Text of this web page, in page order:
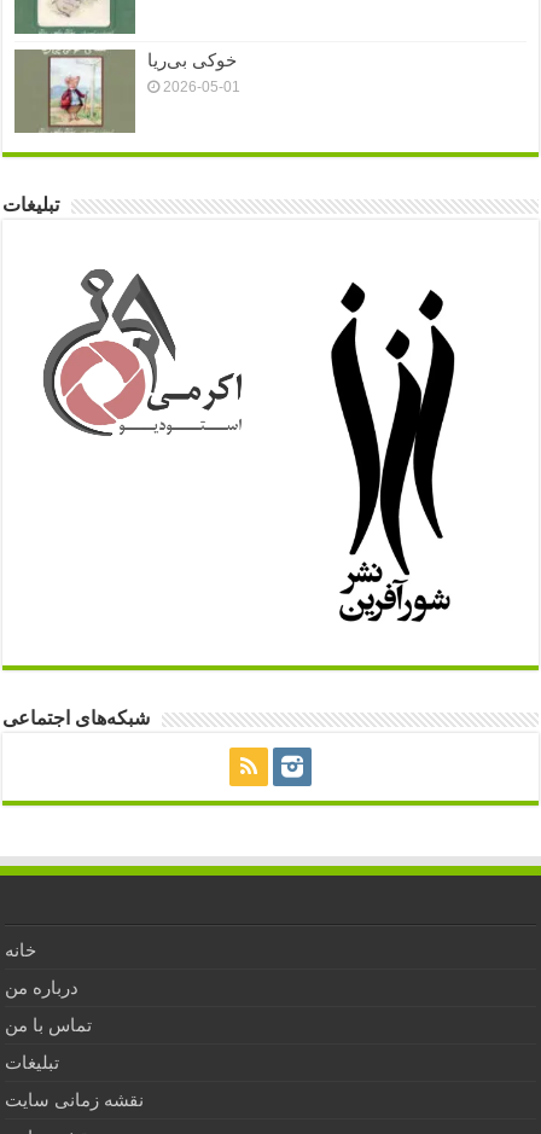
خوکی بی‌ریا
2026-05-01
تبلیغات
شبکه‌های اجتماعی
خانه
درباره من
تماس با من
تبلیغات
نقشه زمانی سایت